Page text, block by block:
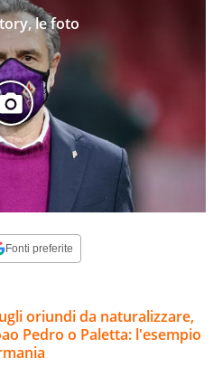
le foto
Fonti preferite
oriundi da naturalizzare,
Pedro o Paletta: l'esempio